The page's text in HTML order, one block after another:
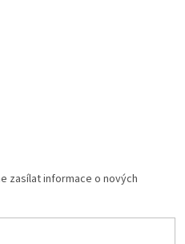
zasílat informace o nových